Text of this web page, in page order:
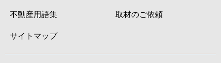
不動産用語集
サイトマップ
取材のご依頼